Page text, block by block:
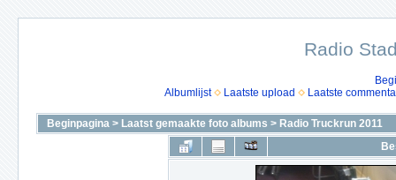
Radio
Albumlijst
Laatste upload Laatste
Beginpagina > Laatst gemaakte foto albums > Radio Truckrun 2011